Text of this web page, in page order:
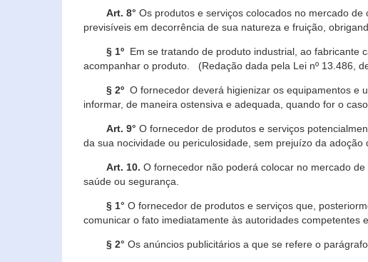
Art. 8° Os produtos e serviços colocados no mercado
previsíveis em decorrência de sua natureza e fruição,
§ 1º Em se tratando de produto industrial, ao fabricante
acompanhar o produto. (Redação dada pela Lei nº 13.486,
§ 2º O fornecedor deverá higienizar os equipamentos e
informar, de maneira ostensiva e adequada, quando for o
Art. 9° O fornecedor de produtos e serviços
da sua nocividade ou periculosidade, sem prejuízo da
Art. 10. O fornecedor não poderá colocar no mercado
saúde ou segurança.
§ 1° O fornecedor de produtos e serviços que,
comunicar o fato imediatamente às autoridades competentes
§ 2° Os anúncios publicitários a que se refere o